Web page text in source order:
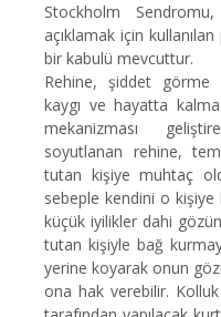
Stockholm
açıklamak için
bir kabulü mevcuttur.
Rehine, şiddet görme
kaygı ve hayatta
mekanizması
soyutlanan rehine,
tutan kişiye muhtaç
sebeple kendini o kişiye
küçük iyilikler dahi
tutan kişiyle bağ
yerine koyarak onun
ona hak verebilir.